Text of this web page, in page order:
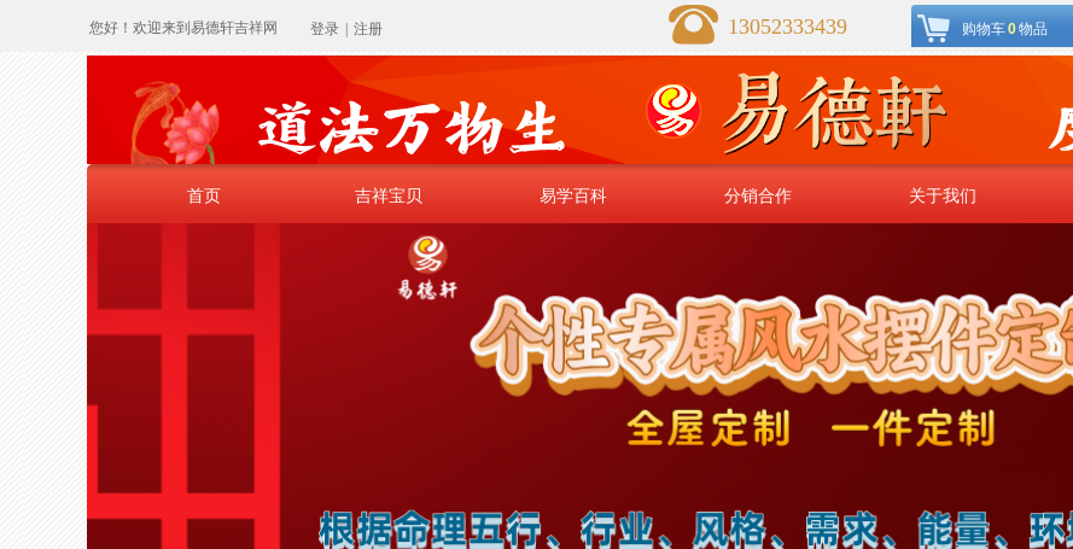
购物车0物品
您好！欢迎来到易德轩吉祥网 登录 注册 13052333439
首页 吉祥宝贝 易学百科 分销合作 关于我们